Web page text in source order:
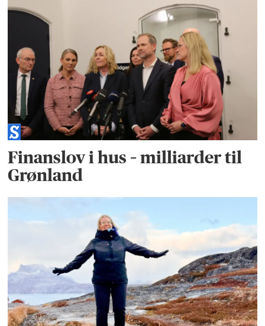
Finanslov i hus – milliarder til
Grønland